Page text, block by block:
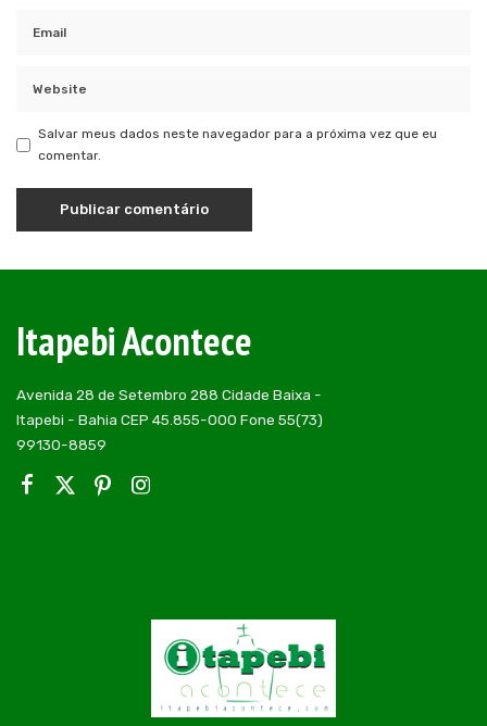
Salvar meus dados neste navegador para a próxima vez que eu
comentar.
Itapebi Acontece
Avenida 28 de Setembro 288 Cidade Baixa -
Itapebi - Bahia CEP 45.855-000 Fone 55(73)
99130-8859